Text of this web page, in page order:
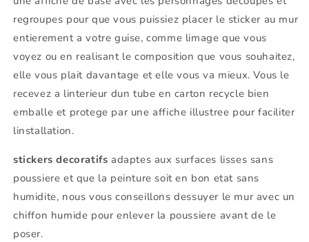
regroupes pour que vous puissiez placer le sticker au mur
entierement a votre guise, comme limage que vous
voyez ou en realisant le composition que vous souhaitez,
elle vous plait davantage et elle vous va mieux. Vous le
recevez a linterieur dun tube en carton recycle bien
emballe et protege par une affiche illustree pour faciliter
linstallation.
stickers decoratifs adaptes aux surfaces lisses sans
poussiere et que la peinture soit en bon etat sans
humidite, nous vous conseillons dessuyer le mur avec un
chiffon humide pour enlever la poussiere avant de le
poser.